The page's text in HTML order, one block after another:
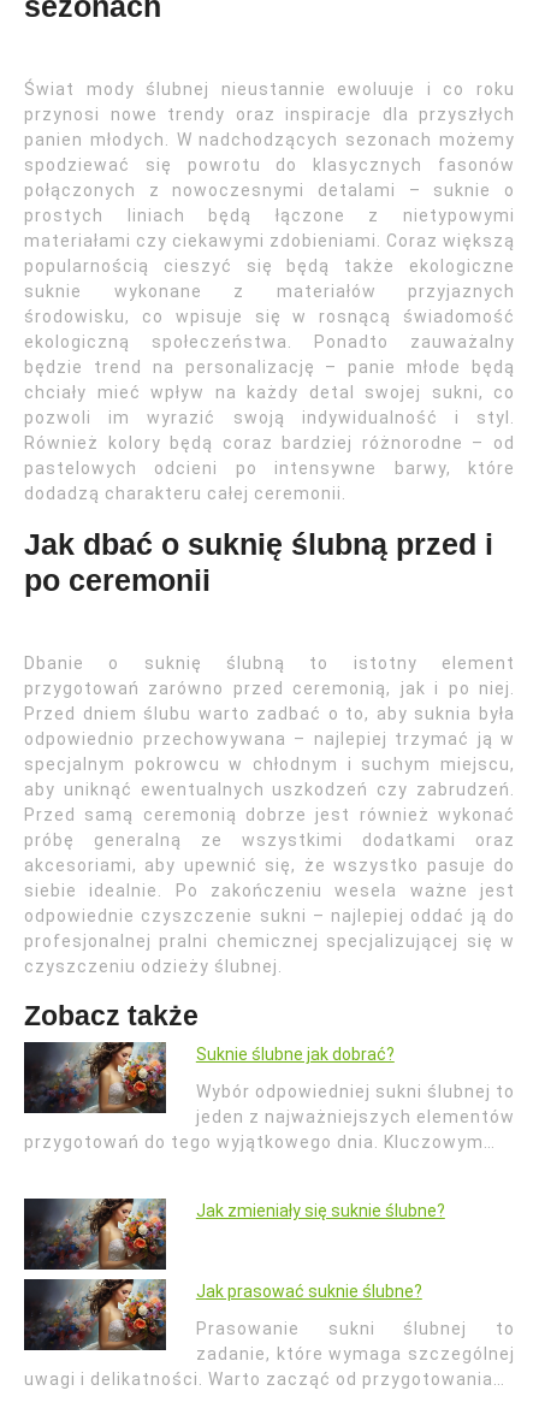
Świat mody ślubnej nieustannie ewoluuje i co roku
przynosi nowe trendy oraz inspiracje dla przyszłych
panien młodych. W nadchodzących sezonach możemy
spodziewać się powrotu do klasycznych fasonów
połączonych z nowoczesnymi detalami – suknie o
prostych liniach będą łączone z nietypowymi
materiałami czy ciekawymi zdobieniami. Coraz większą
popularnością cieszyć się będą także ekologiczne
suknie wykonane z materiałów przyjaznych
środowisku, co wpisuje się w rosnącą świadomość
ekologiczną społeczeństwa. Ponadto zauważalny
będzie trend na personalizację – panie młode będą
chciały mieć wpływ na każdy detal swojej sukni, co
pozwoli im wyrazić swoją indywidualność i styl.
Również kolory będą coraz bardziej różnorodne – od
pastelowych odcieni po intensywne barwy, które
dodadzą charakteru całej ceremonii.
Jak dbać o suknię ślubną przed i
po ceremonii
Dbanie o suknię ślubną to istotny element
przygotowań zarówno przed ceremonią, jak i po niej.
Przed dniem ślubu warto zadbać o to, aby suknia była
odpowiednio przechowywana – najlepiej trzymać ją w
specjalnym pokrowcu w chłodnym i suchym miejscu,
aby uniknąć ewentualnych uszkodzeń czy zabrudzeń.
Przed samą ceremonią dobrze jest również wykonać
próbę generalną ze wszystkimi dodatkami oraz
akcesoriami, aby upewnić się, że wszystko pasuje do
siebie idealnie. Po zakończeniu wesela ważne jest
odpowiednie czyszczenie sukni – najlepiej oddać ją do
profesjonalnej pralni chemicznej specjalizującej się w
czyszczeniu odzieży ślubnej.
Zobacz także
Suknie ślubne jak dobrać?
Wybór odpowiedniej sukni ślubnej to
jeden z najważniejszych elementów
przygotowań do tego wyjątkowego dnia. Kluczowym…
Jak zmieniały się suknie ślubne?
Jak prasować suknie ślubne?
Prasowanie sukni ślubnej to
zadanie, które wymaga szczególnej
uwagi i delikatności. Warto zacząć od przygotowania…